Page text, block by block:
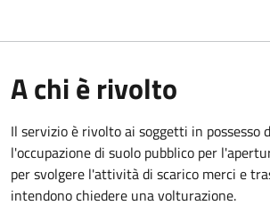
A chi è rivolto
Il servizio è rivolto ai soggetti in possesso
l'occupazione di suolo pubblico per
per svolgere l'attività di scarico merci e
intendono chiedere una volturazione.